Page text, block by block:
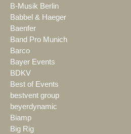
B-Musik Berlin
Babbel & Haeger
Baenfer
Band Pro Munich
Barco
Bayer Events
BDKV
Best of Events
bestvent group
beyerdynamic
Biamp
Big Rig